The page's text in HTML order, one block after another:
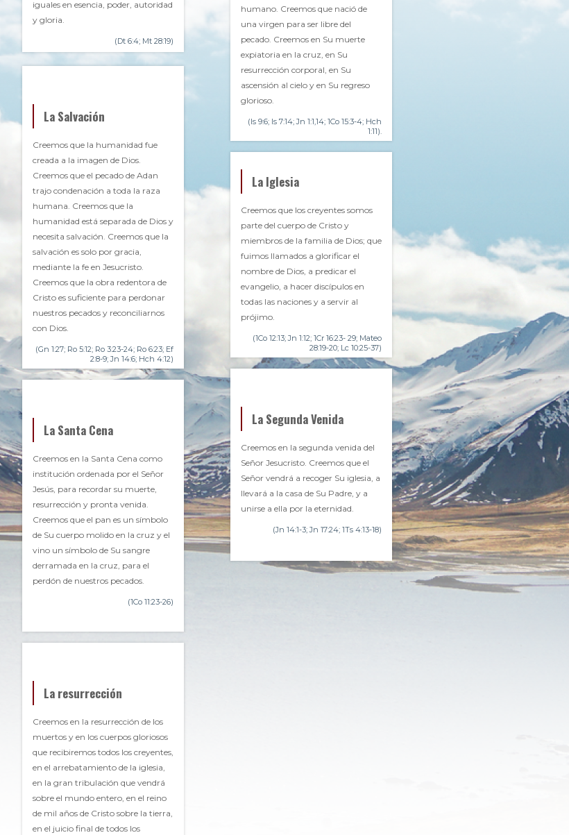
iguales en esencia, poder, autoridad
y gloria.
(Dt 6:4; Mt 28:19)
humano. Creemos que nació de
una virgen para ser libre del
pecado. Creemos en Su muerte
expiatoria en la cruz, en Su
resurrección corporal, en Su
ascensión al cielo y en Su regreso
glorioso.
(Is 9:6; Is 7:14; Jn 1:1,14; 1Co 15:3-4; Hch
1:11).
La Salvación
Creemos que la humanidad fue
creada a la imagen de Dios.
Creemos que el pecado de Adan
trajo condenación a toda la raza
humana. Creemos que la
humanidad está separada de Dios y
necesita salvación. Creemos que la
salvación es solo por gracia,
mediante la fe en Jesucristo.
Creemos que la obra redentora de
Cristo es suficiente para perdonar
nuestros pecados y reconciliarnos
con Dios.
(Gn 1:27; Ro 5:12; Ro 3:23-24; Ro 6:23; Ef
2:8-9; Jn 14:6; Hch 4:12)
La Iglesia
Creemos que los creyentes somos
parte del cuerpo de Cristo y
miembros de la familia de Dios; que
fuimos llamados a glorificar el
nombre de Dios, a predicar el
evangelio, a hacer discípulos en
todas las naciones y a servir al
prójimo.
(1Co 12:13; Jn 1:12; 1Cr 16:23- 29; Mateo
28:19-20; Lc 10:25-37)
La Santa Cena
Creemos en la Santa Cena como
institución ordenada por el Señor
Jesús, para recordar su muerte,
resurrección y pronta venida.
Creemos que el pan es un símbolo
de Su cuerpo molido en la cruz y el
vino un símbolo de Su sangre
derramada en la cruz, para el
perdón de nuestros pecados.
(1Co 11:23-26)
La Segunda Venida
Creemos en la segunda venida del
Señor Jesucristo. Creemos que el
Señor vendrá a recoger Su iglesia, a
llevará a la casa de Su Padre, y a
unirse a ella por la eternidad.
(Jn 14:1-3; Jn 17:24; 1Ts 4:13-18)
La resurrección
Creemos en la resurrección de los
muertos y en los cuerpos gloriosos
que recibiremos todos los creyentes,
en el arrebatamiento de la iglesia,
en la gran tribulación que vendrá
sobre el mundo entero, en el reino
de mil años de Cristo sobre la tierra,
en el juicio final de todos los